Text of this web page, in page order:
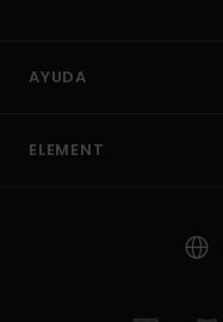
AYUDA
ELEMENT